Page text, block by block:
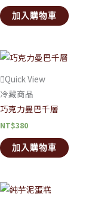
加入購物車
Quick View
冷藏商品
巧克力曼巴千層
NT$380
加入購物車